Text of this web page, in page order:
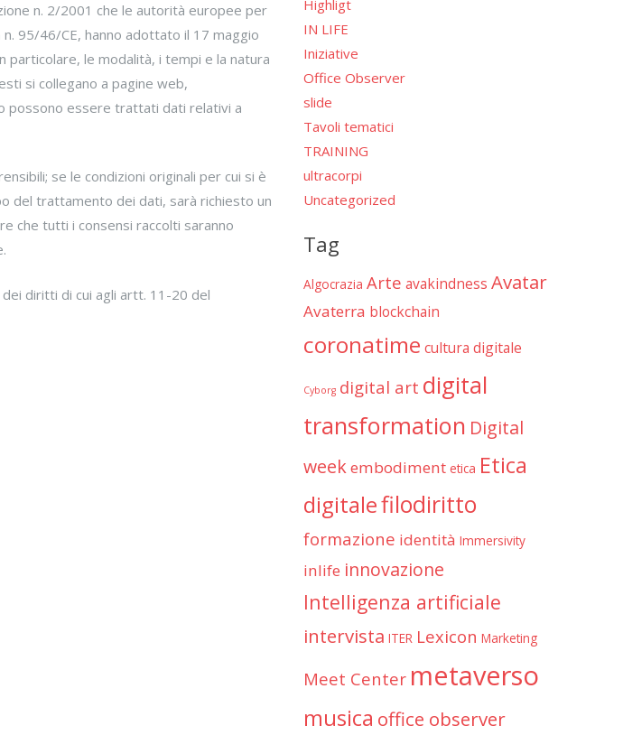
n. 2/2001 che le autorità europee per
95/46/CE, hanno adottato il 17 maggio
particolare, le modalità, i tempi e la natura
si collegano a pagine web,
possono essere trattati dati relativi a
se le condizioni originali per cui si è
del trattamento dei dati, sarà richiesto un
che tutti i consensi raccolti saranno
diritti di cui agli artt. 11-20 del
Highligt
IN LIFE
Iniziative
Office Observer
slide
Tavoli tematici
TRAINING
ultracorpi
Uncategorized
Tag
Algocrazia Arte avakindness Avatar
Avaterra blockchain
coronatime cultura digitale
Cyborg digital art digital
transformation Digital
weekembodiment etica Etica
digitalefilodiritto
formazione identità Immersivity
inlife innovazione
Intelligenza artificiale
intervista ITER Lexicon Marketing
Meet Center metaverso
musica office observer